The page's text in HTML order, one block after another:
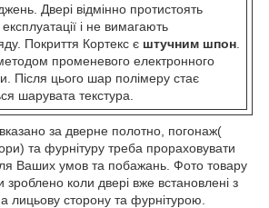
Двері відмінно протистоять
експлуатації і не вимагають
Покриття Кортекс є штучним шпон
променевого електронного
Після цього шар полімеру стає
шарувата текстура.
вказано за дверне полотно, погонаж(
та фурнітуру треба прораховувати
Ваших умов та побажань. Фото товару
коли двері вже встановлені з
сторону та фурнітурою.